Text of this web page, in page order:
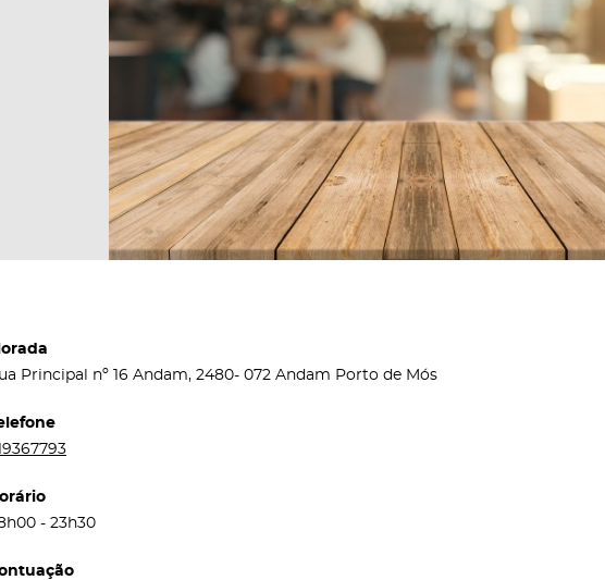
Principal nº 16 Andam, 2480- 072 Andam Porto de Mós
- 23h30